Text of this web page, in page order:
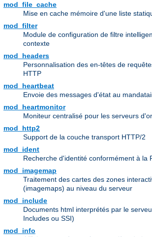
mod_file_cache
Mise en cache mémoire d'une liste
mod_filter
Module de configuration de filtre
contexte
mod_headers
Personnalisation des en-têtes de
HTTP
mod_heartbeat
Envoie des messages d'état au
mod_heartmonitor
Moniteur centralisé pour les serveurs
mod_http2
Support de la couche transport HTTP/2
mod_ident
Recherche d'identité conformément à la
mod_imagemap
Traitement des cartes des zones
(imagemaps) au niveau du serveur
mod_include
Documents html interprétés par le
Includes ou SSI)
mod_info